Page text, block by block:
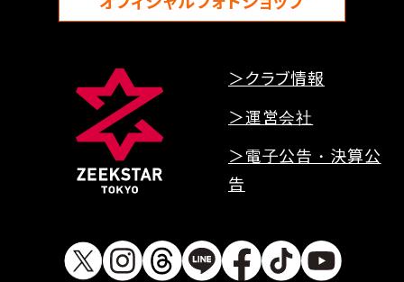
＞クラブ情報
＞運営会社
＞電子公告・決算公
告